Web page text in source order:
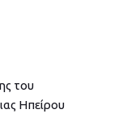
του
Ηπείρου